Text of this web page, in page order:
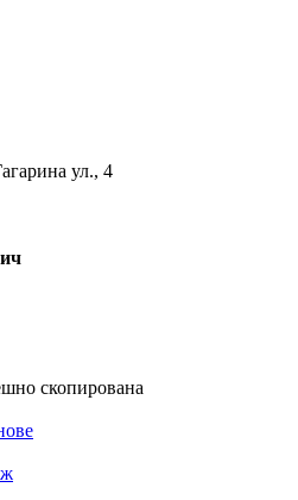
ул., 4
скопирована